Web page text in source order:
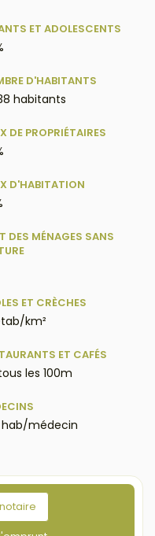
ET ADOLESCENTS
D'HABITANTS
habitants
DE PROPRIÉTAIRES
D'HABITATION
DES MÉNAGES SANS
ET CRÈCHES
km²
ET CAFÉS
les 100m
hab/médecin